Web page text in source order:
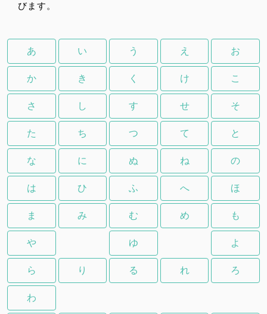
びます。
あ い う え お
か き く け こ
さ し す せ そ
た ち つ て と
な に ぬ ね の
は ひ ふ へ ほ
ま み む め も
や ゆ よ
ら り る れ ろ
わ